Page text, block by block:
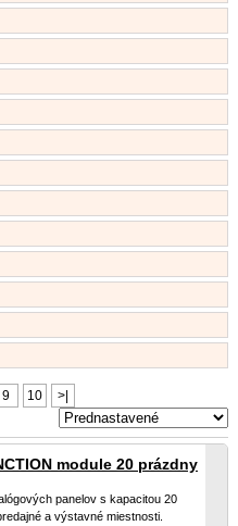
9 10 >|
module 20 prázdny
panelov s kapacitou 20
a výstavné miestnosti.